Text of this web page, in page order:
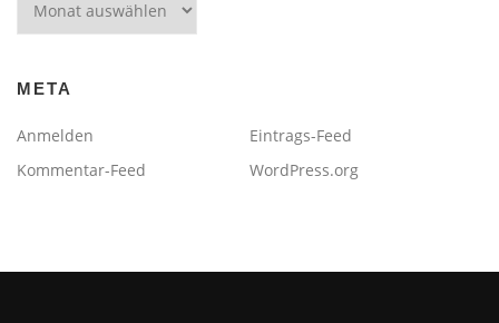
META
Anmelden
Eintrags-Feed
Kommentar-Feed
WordPress.org